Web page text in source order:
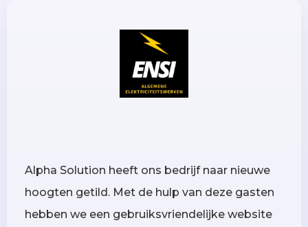
Alpha Solution heeft ons bedrijf naar nieuwe
hoogten getild. Met de hulp van deze gasten
hebben we een gebruiksvriendelijke website